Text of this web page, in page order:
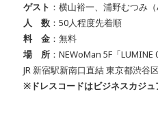
ゲスト ：横山裕一、浦野むつみ
人 数 ：50人程度先着順
料 金 ：無料
場 所 ：NEWoMan 5F「LUMINE
JR 新宿駅新南口直結 東京都渋谷
※ドレスコードはビジネスカジュ